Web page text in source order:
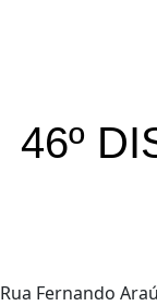
46º
Rua Fernando